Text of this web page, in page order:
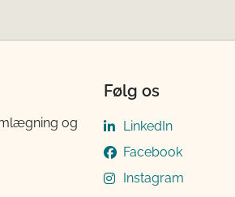
og
Følg os
LinkedIn
Facebook
Instagram